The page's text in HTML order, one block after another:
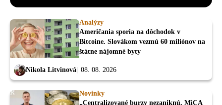
Analýzy
Američania sporia na dôchodok v
Bitcoine. Slovákom vezmú 60 miliónov na
štátne nájomné byty
Nikola Litvinová 08. 08. 2026
Novinky
„Centralizované burzy nezaniknú, MiCA